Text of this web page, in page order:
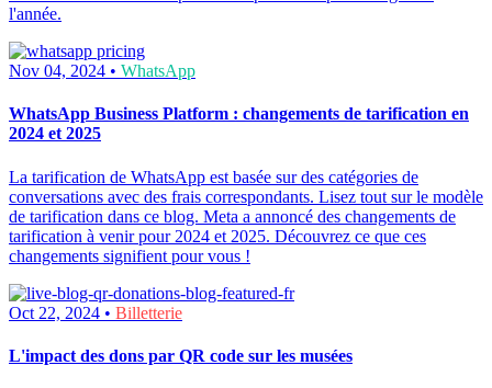
l'année.
Nov 04, 2024 • WhatsApp
WhatsApp Business Platform : changements de tarification en
2024 et 2025
La tarification de WhatsApp est basée sur des catégories de
conversations avec des frais correspondants. Lisez tout sur le modèle
de tarification dans ce blog. Meta a annoncé des changements de
tarification à venir pour 2024 et 2025. Découvrez ce que ces
changements signifient pour vous !
Oct 22, 2024 • Billetterie
L'impact des dons par QR code sur les musées